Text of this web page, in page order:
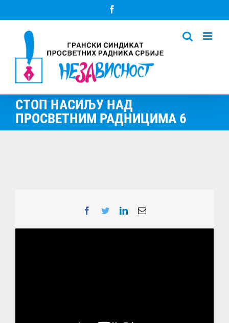
to
СТОП НАСИЉУ НАД
ПРОСВЕТНИМ РАДНИЦИМА 6
Facebook
TwitterLinkedInEmail